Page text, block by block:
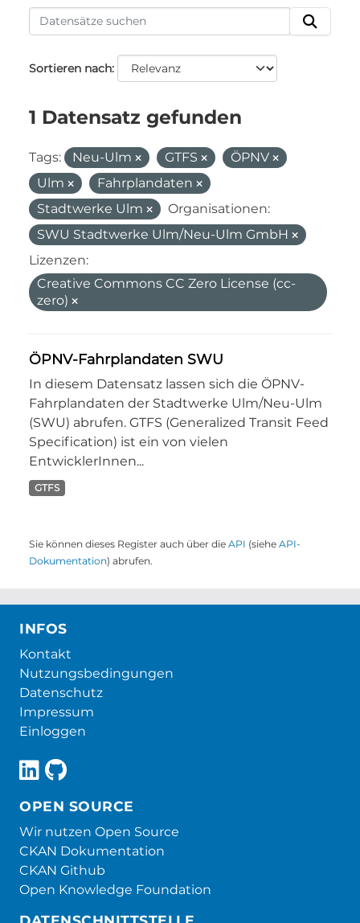
Sortieren nach
1 Datensatz gefunden
Tags: Neu-Ulm GTFS
ÖPNV
Ulm
Fahrplandaten
Stadtwerke Ulm
Organisationen:
SWU Stadtwerke Ulm/Neu-Ulm GmbH
Lizenzen:
Creative Commons CC Zero License (cc-
zero)
ÖPNV-Fahrplandaten SWU
In diesem Datensatz lassen sich die ÖPNV-
Fahrplandaten der Stadtwerke Ulm/Neu-Ulm
(SWU) abrufen. GTFS (Generalized Transit Feed
Specification) ist ein von vielen
EntwicklerInnen...
GTFS
Sie können dieses Register auch über die API (siehe API-
Dokumentation) abrufen.
INFOS
Kontakt
Nutzungsbedingungen
Datenschutz
Impressum
Einloggen
OPEN SOURCE
Wir nutzen Open Source
CKAN Dokumentation
CKAN Github
Open Knowledge Foundation